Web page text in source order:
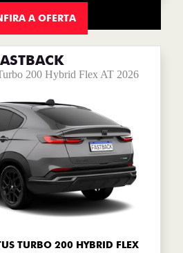
A OFERTA
200 Hybrid Flex AT 2026
TURBO 200 HYBRID FLEX